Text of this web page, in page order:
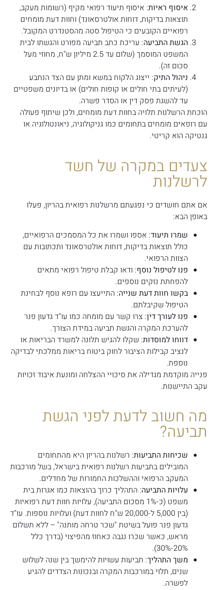
איסוף ראיות: איסוף תיעוד רפואי מקיף (רשומות מעקב,
תוצאות בדיקות, דוחות אולטרסאונד) וחוות דעת מומחים
רפואיים הקובעים כי הטיפול סטה מהסטנדרט המקובל.
הגשת התביעה: עריכת כתב תביעה מפורט והגשתו לבית
המשפט המוסמך (שלום עד 2.5 מיליון ש"ח, מחוזי מעל
סכום זה).
ניהול התיק: ייצוג הלקוח במשא ומתן עם הצד הנתבע
(לעיתים בתי חולים או קופות חולים) או בדיונים משפטיים
עד להשגת פסק דין או הסדר פשרה.
הוכחת הרשלנות תלויה בחוות דעת מומחים, ולכן שיתוף פעולה
עם רופאים מומחים בתחומים כמו גניקולוגיה, ניאונטולוגיה או
גנטיקה הוא קריטי.
צעדים במקרה של חשד
לרשלנות
אם אתם חושדים כי נפגעתם מרשלנות רפואית בהריון, פעלו
באופן הבא:
שמרו תיעוד: אספו ושמרו את כל המסמכים הרפואיים,
כולל תוצאות בדיקות, דוחות אולטרסאונד ותכתובות עם
הצוות הרפואי.
פנו לטיפול נוסף: ודאו קבלת טיפול רפואי מתאים
להפחתת נזקים נוספים.
בקשו חוות דעת שנייה: התייעצו עם רופא נוסף לבחינת
הטיפול שקיבלתם.
פנו לעורך דין: צרו קשר עם מומחה כמו עו"ד גדעון פנר
להערכת המקרה והגשת תביעה במידת הצורך.
דווחו למוסדות: שקלו להגיש תלונה למשרד הבריאות או
לנציב קבילות הציבור לחוק ביטוח בריאות ממלכתי לבדיקה
נוספת.
פנייה מוקדמת מגדילה את סיכויי ההצלחה ומונעת איבוד זכויות
עקב התיישנות.
מה חשוב לדעת לפני הגשת
תביעה?
שכיחות התביעות: רשלנות בהריון היא מהתחומים
המובילים בתביעות רשלנות רפואית בישראל, בשל מורכבות
המעקב הרפואי וההשלכות החמורות של מחדלים.
עלויות התביעה: התהליך כרוך בהוצאות כמו אגרות בית
משפט (כ-1% מסכום התביעה), עלויות חוות דעת רפואיות
(בין 5,000 ל-20,000 ש"ח לחוות דעת) ועלויות נוספות. עו"ד
גדעון פנר פועל בשיטת "שכר טרחה מותנה" – ללא תשלום
מראש, כאשר שכרו נגבה כאחוז מהפיצוי (בדרך כלל
20%-30%).
משך התהליך: תביעות עשויות להימשך בין שנה לשלוש
שנים, תלוי במורכבות המקרה ובנכונות הצדדים להגיע
לפשרה.